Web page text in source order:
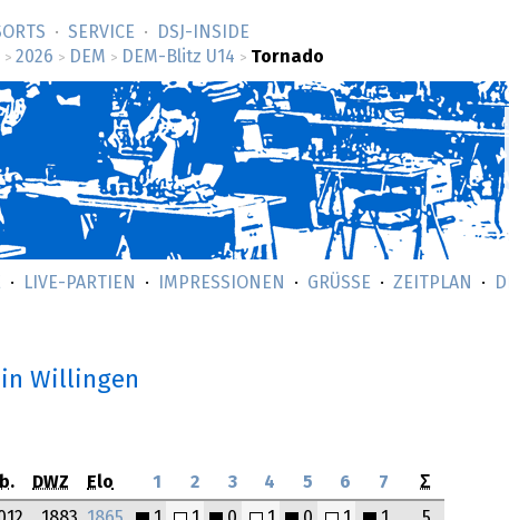
SERVICE
DSJ-­INSIDE
> 2026 > DEM > DEM-Blitz U14 > Tornado
LIVE-PARTIEN IMPRESSIONEN GRÜSSE ZEITPLAN
in Willingen
DWZ Elo 1 2 3 4 5 6 7 Σ